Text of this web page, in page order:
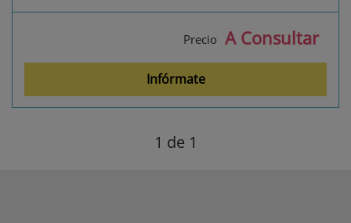
Precio A Consultar
Infórmate
1 de 1